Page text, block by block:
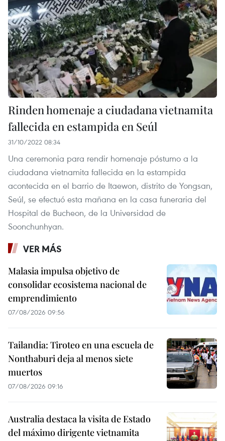
Rinden homenaje a ciudadana vietnamita
fallecida en estampida en Seúl
31/10/2022 08:34
Una ceremonia para rendir homenaje póstumo a la
ciudadana vietnamita fallecida en la estampida
acontecida en el barrio de Itaewon, distrito de Yongsan,
Seúl, se efectuó esta mañana en la casa funeraria del
Hospital de Bucheon, de la Universidad de
Soonchunhyan.
VER MÁS
Malasia impulsa objetivo de
consolidar ecosistema nacional de
emprendimiento
07/08/2026 09:56
Tailandia: Tiroteo en una escuela de
Nonthaburi deja al menos siete
muertos
07/08/2026 09:16
Australia destaca la visita de Estado
del máximo dirigente vietnamita